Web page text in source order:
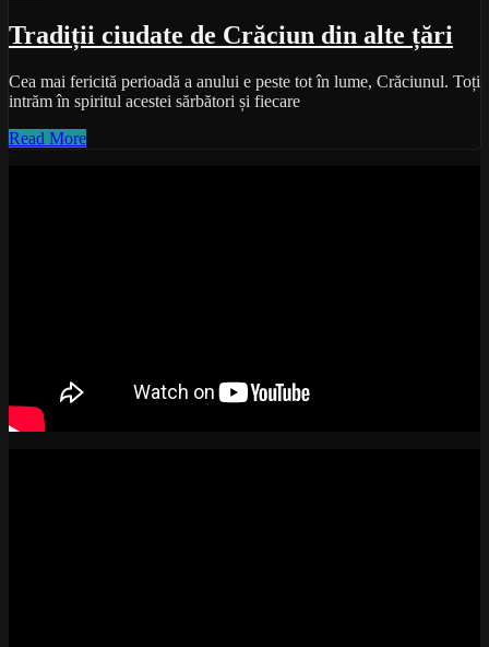
Tradiții ciudate de Crăciun din alte țări
Cea mai fericită perioadă a anului e peste tot în lume, Crăciunul. Toți
intrăm în spiritul acestei sărbători și fiecare
Read More